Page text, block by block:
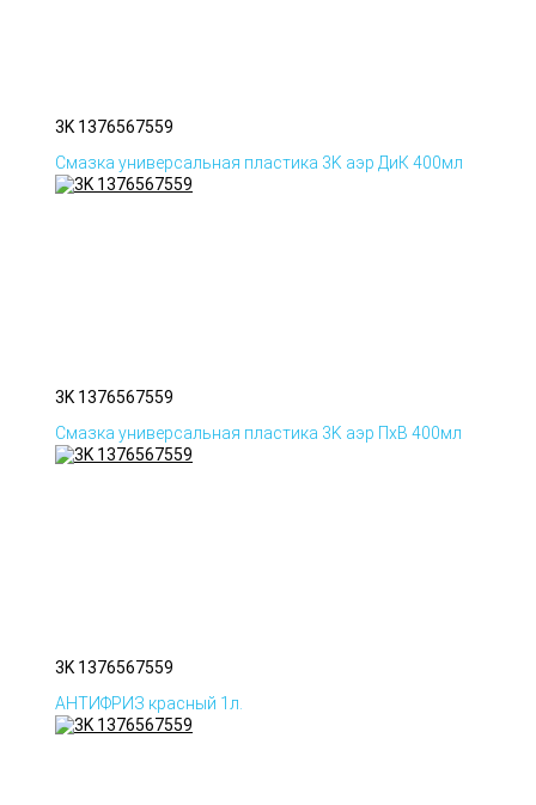
3K 1376567559
Смазка универсальная пластика 3K аэр ДиК 400мл
3K 1376567559
Смазка универсальная пластика 3K аэр ПхВ 400мл
3K 1376567559
АНТИФРИЗ красный 1л.